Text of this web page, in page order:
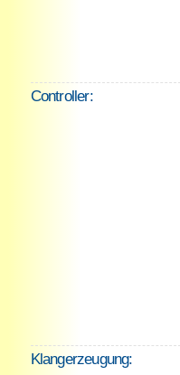
Controller:
Klangerzeugung: